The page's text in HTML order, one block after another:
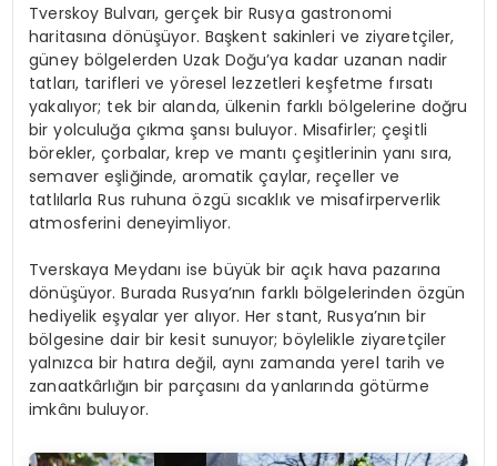
Tverskoy Bulvarı, gerçek bir Rusya gastronomi
haritasına dönüşüyor. Başkent sakinleri ve ziyaretçiler,
güney bölgelerden Uzak Doğu’ya kadar uzanan nadir
tatları, tarifleri ve yöresel lezzetleri keşfetme fırsatı
yakalıyor; tek bir alanda, ülkenin farklı bölgelerine doğru
bir yolculuğa çıkma şansı buluyor. Misafirler; çeşitli
börekler, çorbalar, krep ve mantı çeşitlerinin yanı sıra,
semaver eşliğinde, aromatik çaylar, reçeller ve
tatlılarla Rus ruhuna özgü sıcaklık ve misafirperverlik
atmosferini deneyimliyor.
Tverskaya Meydanı ise büyük bir açık hava pazarına
dönüşüyor. Burada Rusya’nın farklı bölgelerinden özgün
hediyelik eşyalar yer alıyor. Her stant, Rusya’nın bir
bölgesine dair bir kesit sunuyor; böylelikle ziyaretçiler
yalnızca bir hatıra değil, aynı zamanda yerel tarih ve
zanaatkârlığın bir parçasını da yanlarında götürme
imkânı buluyor.